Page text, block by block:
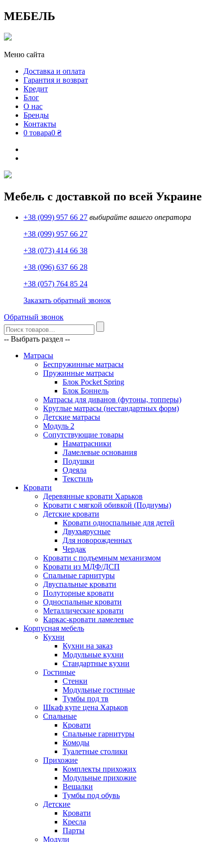
МЕБЕЛЬ
Меню сайта
Доставка и оплата
Гарантия и возврат
Кредит
Блог
О нас
Бренды
Контакты
0 товара0 ₴
Мебель с доставкой по всей Украине
+38 (099) 957 66 27 выбирайте вашего оператора
+38 (099) 957 66 27
+38 (073) 414 66 38
+38 (096) 637 66 28
+38 (057) 764 85 24
Заказать обратный звонок
Обратный звонок
-- Выбрать раздел --
Матрасы
Беспружинные матрасы
Пружинные матрасы
Блок Pocket Spring
Блок Боннель
Матрасы для диванов (футоны, топперы)
Круглые матрасы (нестандартных форм)
Детские матрасы
Модуль 2
Сопутствующие товары
Наматрасники
Ламелевые основания
Подушки
Одеяла
Текстиль
Кровати
Деревянные кровати Харьков
Кровати с мягкой обивкой (Подиумы)
Детские кровати
Кровати односпальные для детей
Двухъярусные
Для новорожденных
Чердак
Кровати с подъемным механизмом
Кровати из МДФ/ДСП
Спальные гарнитуры
Двуспальные кровати
Полуторные кровати
Односпальные кровати
Металлические кровати
Каркас-кровати ламелевые
Корпусная мебель
Кухни
Кухни на заказ
Модульные кухни
Стандартные кухни
Гостиные
Стенки
Модульные гостиные
Тумбы под тв
Шкаф купе цена Харьков
Спальные
Кровати
Спальные гарнитуры
Комоды
Туалетные столики
Прихожие
Комплекты прихожих
Модульные прихожие
Вешалки
Тумбы под обувь
Детские
Кровати
Кресла
Парты
Модули